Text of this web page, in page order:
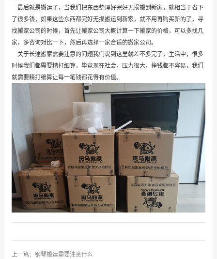
最后就是搬运了，当我们把东西整理好完好无损搬到新家，就相当于省下
了很多钱，如果这些东西都完好无损搬运到新家，就不用再购买新的了，寻
找搬家公司的时候，首先让搬家公司大概计算一下搬家的价格，可以多找几
家，多咨询对比一下，然后再选择一家合适的搬家公司。
关于长途搬家需要注意的问题我们说到这里就差不多完了，生活中，很多
时候我们都需要精打细算，毕竟现在社会，压力很大，挣钱都不容易，我们
就需要精打细算让每一笔钱都花得有价值。
上一篇： 钢琴搬运需要注意什么